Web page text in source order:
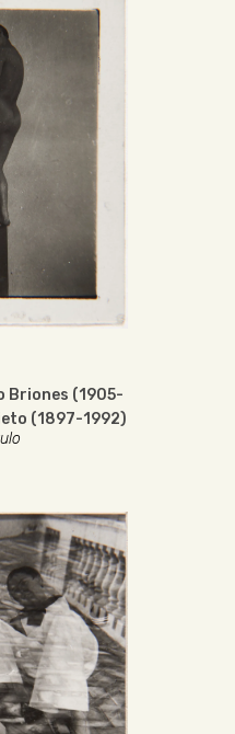
Briones (1905-
(1897-1992)